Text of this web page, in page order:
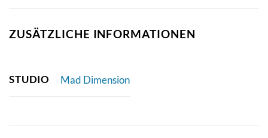
ZUSÄTZLICHE INFORMATIONEN
STUDIO Mad Dimension